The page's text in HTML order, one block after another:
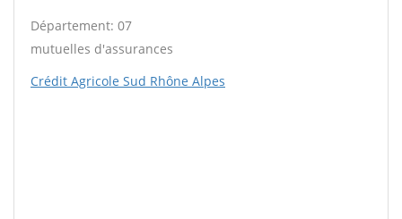
Département: 07
mutuelles d'assurances
Crédit Agricole Sud Rhône Alpes